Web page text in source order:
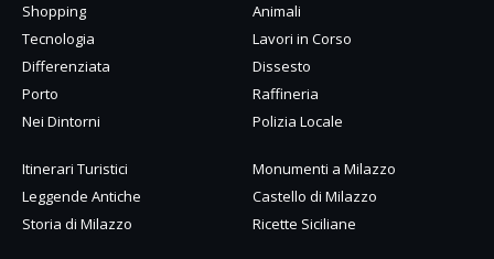
Shopping
Animali
Tecnologia
Lavori in Corso
Differenziata
Dissesto
Porto
Raffineria
Nei Dintorni
Polizia Locale
Itinerari Turistici
Monumenti a Milazzo
Leggende Antiche
Castello di Milazzo
Storia di Milazzo
Ricette Siciliane